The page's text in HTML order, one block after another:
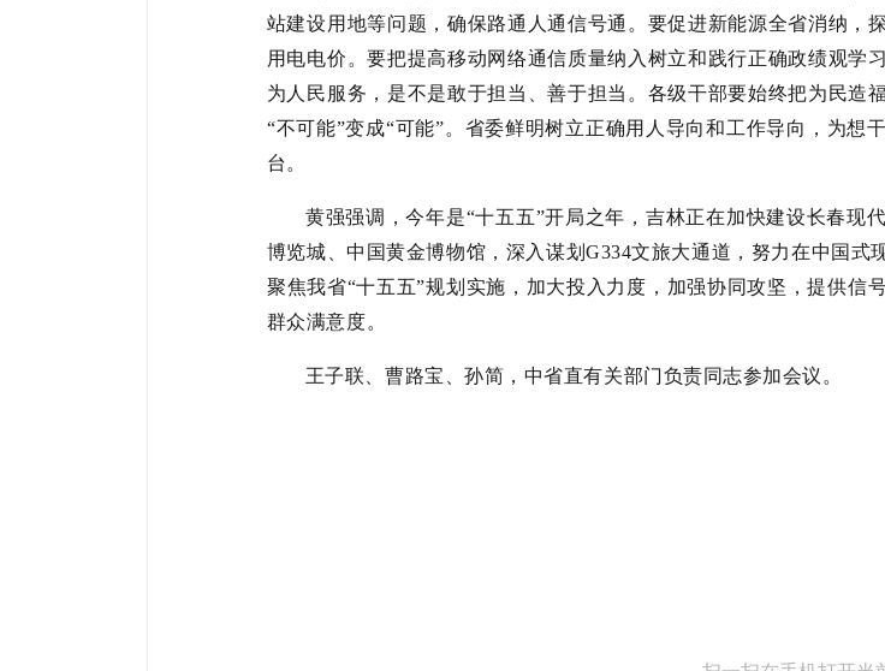
站建设用地等问题，确保路通人通信号通。要促进新能源全省消纳，
用电电价。要把提高移动网络通信质量纳入树立和践行正确政绩观学
为人民服务，是不是敢于担当、善于担当。各级干部要始终把为民造
“不可能”变成“可能”。省委鲜明树立正确用人导向和工作导向，为
台。
黄强强调，今年是“十五五”开局之年，吉林正在加快建设长春现
博览城、中国黄金博物馆，深入谋划G334文旅大通道，努力在中国
聚焦我省“十五五”规划实施，加大投入力度，加强协同攻坚，提供信
群众满意度。
王子联 、曹路宝、孙简， 中省直有关部门负责同志参加会议。